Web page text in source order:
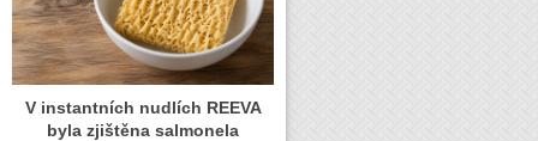
V instantních nudlích REEVA
byla zjištěna salmonela